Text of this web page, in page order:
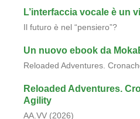
L’interfaccia vocale è un
Il futuro è nel “pensiero”?
Un nuovo ebook da
Reloaded Adventures.
Reloaded Adventures.
Agility
AA.VV (2026)